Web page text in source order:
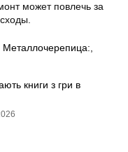
может повлечь за
Металлочерепица:
книги з гри в